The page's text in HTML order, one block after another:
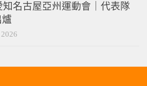
知名古屋亞州運動會｜代表隊